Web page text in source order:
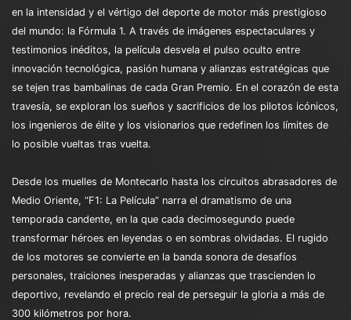
en la intensidad y el vértigo del deporte de motor más prestigioso
del mundo: la Fórmula 1. A través de imágenes espectaculares y
testimonios inéditos, la película desvela el pulso oculto entre
innovación tecnológica, pasión humana y alianzas estratégicas que
se tejen tras bambalinas de cada Gran Premio. En el corazón de esta
travesía, se exploran los sueños y sacrificios de los pilotos icónicos,
los ingenieros de élite y los visionarios que redefinen los límites de
lo posible vueltas tras vuelta.
Desde los muelles de Montecarlo hasta los circuitos abrasadores de
Medio Oriente, “F1: La Película” narra el dramatismo de una
temporada candente, en la que cada decimosegundo puede
transformar héroes en leyendas o en sombras olvidadas. El rugido
de los motores se convierte en la banda sonora de desafíos
personales, traiciones inesperadas y alianzas que trascienden lo
deportivo, revelando el precio real de perseguir la gloria a más de
300 kilómetros por hora.